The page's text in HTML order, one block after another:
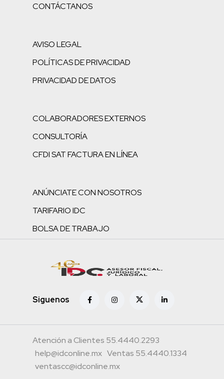
CONTÁCTANOS
AVISO LEGAL
POLÍTICAS DE PRIVACIDAD
PRIVACIDAD DE DATOS
COLABORADORES EXTERNOS
CONSULTORÍA
CFDI SAT FACTURA EN LÍNEA
ANÚNCIATE CON NOSOTROS
TARIFARIO IDC
BOLSA DE TRABAJO
Siguenos
Atención a Clientes 55.4440.2293
help@idconline.mx Ventas 55.4440.1334
ventascc@idconline.mx